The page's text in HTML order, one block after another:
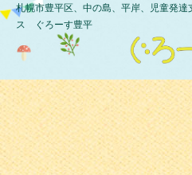
札幌市豊平区、中の島、平岸、児童発
ス ぐろーす豊平